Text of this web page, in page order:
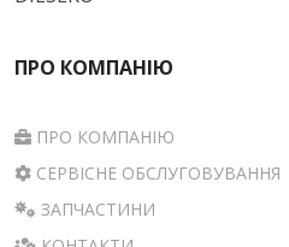
ПРО КОМПАНІЮ
ПРО КОМПАНІЮ
СЕРВІСНЕ ОБСЛУГОВУВАННЯ
ЗАПЧАСТИНИ